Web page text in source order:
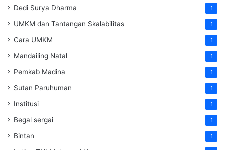
Dedi Surya Dharma 1
UMKM dan Tantangan Skalabilitas 1
Cara UMKM 1
Mandailing Natal 1
Pemkab Madina 1
Sutan Paruhuman 1
Institusi 1
Begal sergai 1
Bintan 1